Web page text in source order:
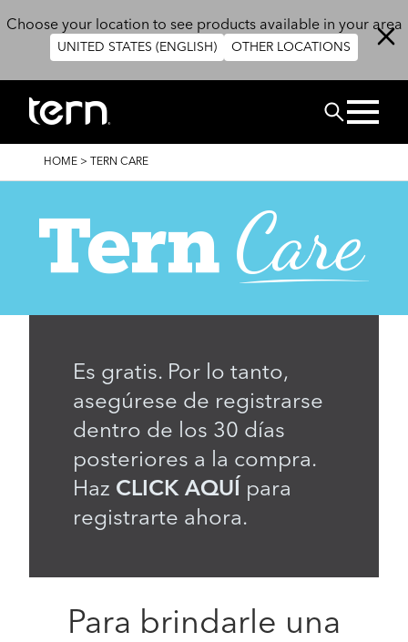
Choose your location to see products available in your area
UNITED STATES (ENGLISH) OTHER LOCATIONS
BUSCAR
BREADCRUMB
HOME > TERN CARE
Es gratis. Por lo tanto,
asegúrese de registrarse
dentro de los 30 días
posteriores a la compra.
Haz CLICK AQUÍ para
registrarte ahora.
Para brindarle una